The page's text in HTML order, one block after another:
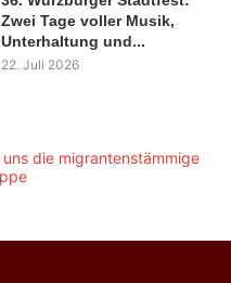
Zwei Tage voller Musik,
Unterhaltung und...
22. Juli 2026